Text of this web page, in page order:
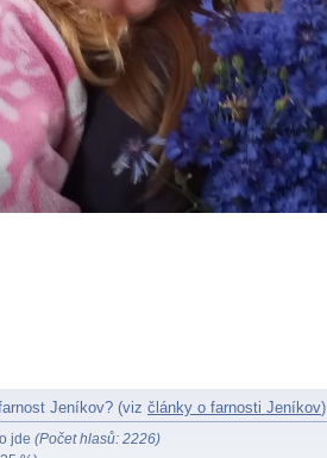
Jeníkov? (viz články o farnosti Jeníkov)
jde (Počet hlasů: 2226)